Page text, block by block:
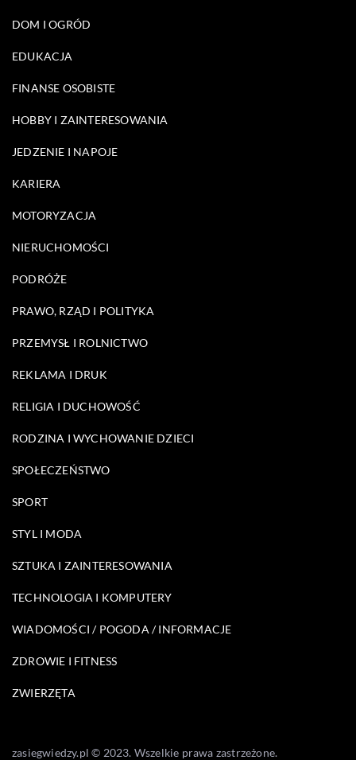
DOM I OGRÓD
EDUKACJA
FINANSE OSOBISTE
HOBBY I ZAINTERESOWANIA
JEDZENIE I NAPOJE
KARIERA
MOTORYZACJA
NIERUCHOMOŚCI
PODRÓŻE
PRAWO, RZĄD I POLITYKA
PRZEMYSŁ I ROLNICTWO
REKLAMA I DRUK
RELIGIA I DUCHOWOŚĆ
RODZINA I WYCHOWANIE DZIECI
SPOŁECZEŃSTWO
SPORT
STYL I MODA
SZTUKA I ZAINTERESOWANIA
TECHNOLOGIA I KOMPUTERY
WIADOMOŚCI / POGODA / INFORMACJE
ZDROWIE I FITNESS
ZWIERZĘTA
zasiegwiedzy.pl © 2023. Wszelkie prawa zastrzeżone.